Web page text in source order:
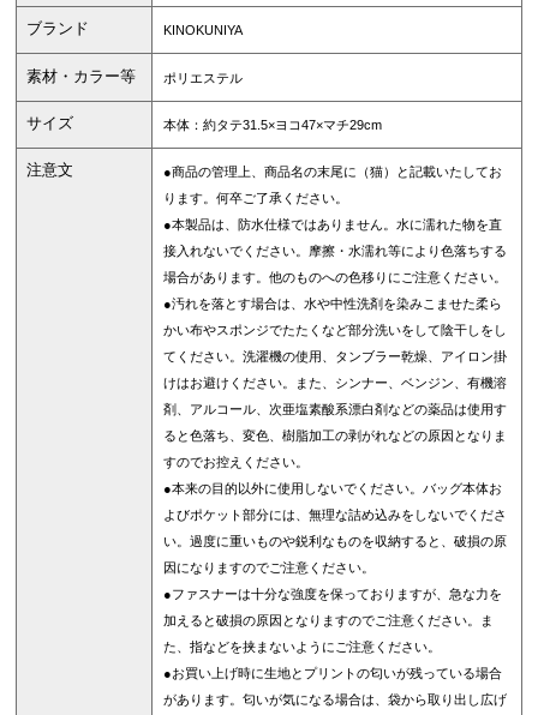
ブランド KINOKUNIYA
素材・カラー等 ポリエステル
サイズ 本体：約タテ31.5×ヨコ47×マチ29cm
注意文
●商品の管理上、商品名の末尾に（猫）と記載いたしてお
ります。何卒ご了承ください。
●本製品は、防水仕様ではありません。水に濡れた物を直
接入れないでください。摩擦・水濡れ等により色落ちする
場合があります。他のものへの色移りにご注意ください。
●汚れを落とす場合は、水や中性洗剤を染みこませた柔ら
かい布やスポンジでたたくなど部分洗いをして陰干しをし
てください。洗濯機の使用、タンブラー乾燥、アイロン掛
けはお避けください。また、シンナー、ベンジン、有機溶
剤、アルコール、次亜塩素酸系漂白剤などの薬品は使用す
ると色落ち、変色、樹脂加工の剥がれなどの原因となりま
すのでお控えください。
●本来の目的以外に使用しないでください。バッグ本体お
よびポケット部分には、無理な詰め込みをしないでくださ
い。過度に重いものや鋭利なものを収納すると、破損の原
因になりますのでご注意ください。
●ファスナーは十分な強度を保っておりますが、急な力を
加えると破損の原因となりますのでご注意ください。ま
た、指などを挟まないようにご注意ください。
●お買い上げ時に生地とプリントの匂いが残っている場合
があります。匂いが気になる場合は、袋から取り出し広げ